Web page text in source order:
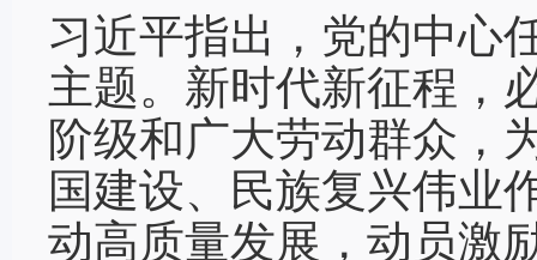
习近平指出，党的中心
主题。新时代新征程，
阶级和广大劳动群众，
国建设、民族复兴伟业
动高质量发展，动员激